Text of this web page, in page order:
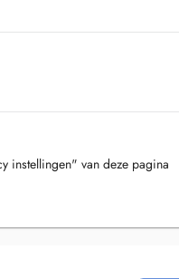
instellingen" van deze pagina